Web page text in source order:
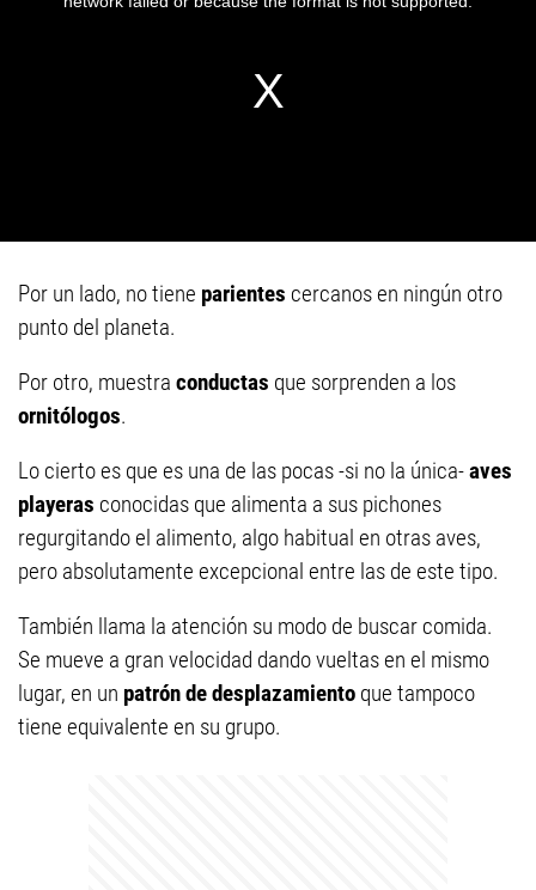
Por un lado, no tiene parientes cercanos en ningún otro
punto del planeta.
Por otro, muestra conductas que sorprenden a los
ornitólogos.
Lo cierto es que es una de las pocas -si no la única-aves
playeras conocidas que alimenta a sus pichones
regurgitando el alimento, algo habitual en otras aves,
pero absolutamente excepcional entre las de este tipo.
También llama la atención su modo de buscar comida.
Se mueve a gran velocidad dando vueltas en el mismo
lugar, en un patrón de desplazamiento que tampoco
tiene equivalente en su grupo.